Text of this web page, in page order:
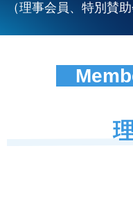
（理事会員、特別賛